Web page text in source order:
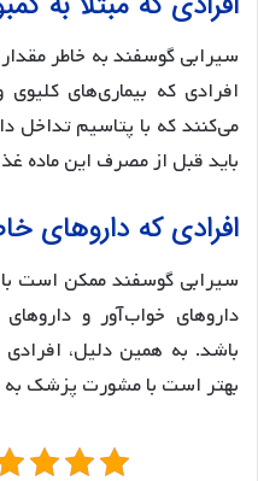
سیرابی گوسفند به خاطر
افرادی که بیماری‌های
می‌کنند که با پتاسیم تداخل
باید قبل از مصرف این ماده
افرادی که داروهای
سیرابی گوسفند ممکن است با
داروهای خواب‌آور و
باشد. به همین دلیل،
بهتر است با مشورت پزشک به